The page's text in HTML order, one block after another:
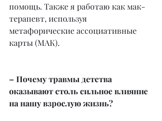
помощь. Также я работаю как мак-
терапевт, используя
метафорические ассоциативные
карты (МАК).
– Почему травмы детства
оказывают столь сильное влияние
на нашу взрослую жизнь?